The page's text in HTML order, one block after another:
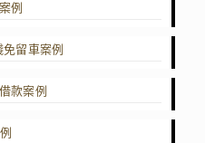
例
留車案例
款案例